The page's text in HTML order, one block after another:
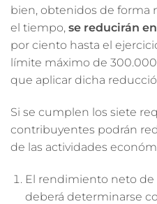
bien, obtenidos de forma
el tiempo, se reducirán
por ciento hasta el
límite máximo de
que aplicar dicha
Si se cumplen los siete
contribuyentes podrán
de las actividades
El rendimiento neto
deberá determinarse